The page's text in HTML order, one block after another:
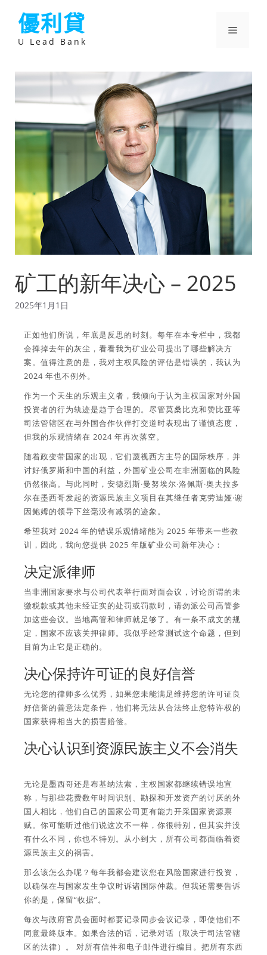
優利貸
U Lead Bank
選
矿工的新年决心 – 2025
2025年1月1日
正如他们所说，年底是反思的时刻。每年在本专栏中，我都
会掸掉去年的灰尘，看看我为矿业公司提出了哪些解决方
案。值得注意的是，我对主权风险的评估是错误的，我认为
2024 年也不例外。
作为一个天生的乐观主义者，我倾向于认为主权国家对外国
投资者的行为轨迹是趋于合理的。尽管莫桑比克和赞比亚等
司法管辖区在与外国合作伙伴打交道时表现出了谨慎态度，
但我的乐观情绪在 2024 年再次落空。
随着政变带国家的出现，它们蔑视西方主导的国际秩序，并
讨好俄罗斯和中国的利益，外国矿业公司在非洲面临的风险
仍然很高。与此同时，安德烈斯·曼努埃尔·洛佩斯·奥夫拉多
尔在墨西哥发起的资源民族主义项目在其继任者克劳迪娅·谢
因鲍姆的领导下丝毫没有减弱的迹象。
希望我对 2024 年的错误乐观情绪能为 2025 年带来一些教
训，因此，我向您提供 2025 年版矿业公司新年决心：
决定派律师
当非洲国家要求与公司代表举行面对面会议，讨论所谓的未
缴税款或其他未经证实的处罚或罚款时，请勿派公司高管参
加这些会议。当地高管和律师就足够了。有一条不成文的规
定，国家不应该关押律师。我似乎经常测试这个命题，但到
目前为止它是正确的。
决心保持许可证的良好信誉
无论您的律师多么优秀，如果您未能满足维持您的许可证良
好信誉的善意法定条件，他们将无法从合法终止您特许权的
国家获得相当大的损害赔偿。
决心认识到资源民族主义不会消失
无论是墨西哥还是布基纳法索，主权国家都继续错误地宣
称，与那些花费数年时间识别、勘探和开发资产的讨厌的外
国人相比，他们自己的国家公司更有能力开采国家资源禀
赋。你可能听过他们说这次不一样，你很特别，但其实并没
有什么不同，你也不特别。从小到大，所有公司都面临着资
源民族主义的祸害。
那么该怎么办呢？每年我都会建议您在风险国家进行投资，
以确保在与国家发生争议时诉诸国际仲裁。但我还需要告诉
你的是，保留“收据”。
每次与政府官员会面时都要记录同步会议记录，即使他们不
同意最终版本。如果合法的话，记录对话（取决于司法管辖
区的法律）。 对所有信件和电子邮件进行编目。把所有东西